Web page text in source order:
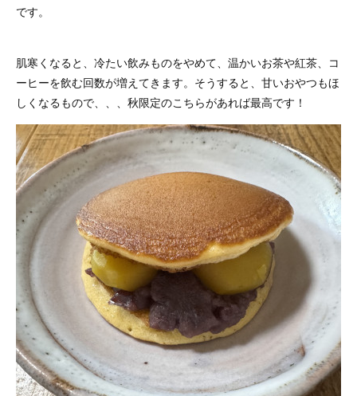
です。
肌寒くなると、冷たい飲みものをやめて、温かいお茶や紅茶、コ
ーヒーを飲む回数が増えてきます。そうすると、甘いおやつもほ
しくなるもので、、、秋限定のこちらがあれば最高です！